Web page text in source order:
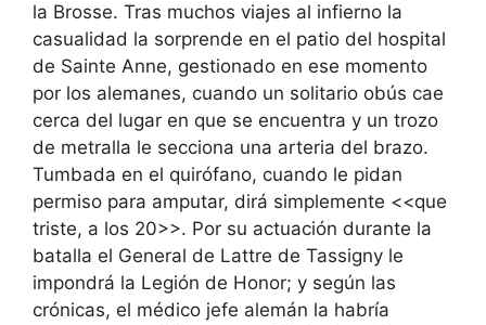
la Brosse. Tras muchos viajes al infierno la
casualidad la sorprende en el patio del hospital
de Sainte Anne, gestionado en ese momento
por los alemanes, cuando un solitario obús cae
cerca del lugar en que se encuentra y un trozo
de metralla le secciona una arteria del brazo.
Tumbada en el quirófano, cuando le pidan
permiso para amputar, dirá simplemente <<que
triste, a los 20>>. Por su actuación durante la
batalla el General de Lattre de Tassigny le
impondrá la Legión de Honor; y según las
crónicas, el médico jefe alemán la habría